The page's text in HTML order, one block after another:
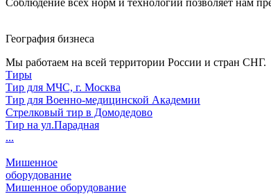
География бизнеса
Мы работаем на всей территории России и стран СНГ.
Тиры
Тир для МЧС, г. Москва
Тир для Военно-медицинской Академии
Стрелковый тир в Домодедово
Тир на ул.Парадная
...
Мишенное
оборудование
Мишенное оборудование